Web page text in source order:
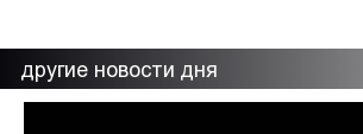
другие новости дня